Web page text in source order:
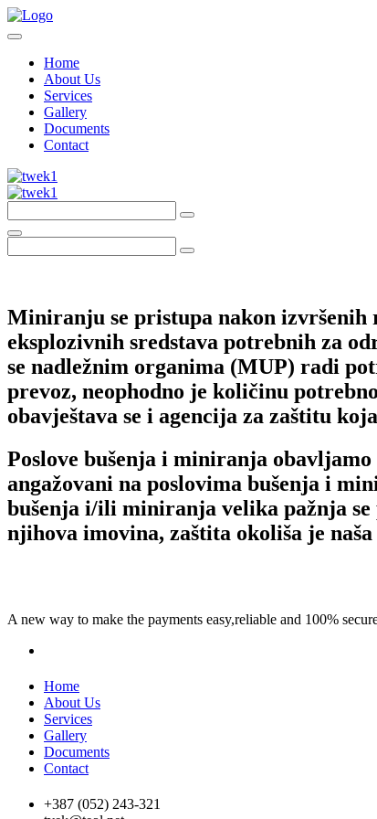
Home
About Us
Services
Gallery
Documents
Contact
Miniranju se pristupa nakon izvršenih
eksplozivnih sredstava potrebnih za
se nadležnim organima (MUP) radi
prevoz, neophodno je količinu
obavještava se i agencija za zaštitu
Poslove bušenja i miniranja
angažovani na poslovima bušenja i
bušenja i/ili miniranja velika pažnja se
njihova imovina, zaštita okoliša je
A new way to make the payments easy,reliable and 100%
Home
About Us
Services
Gallery
Documents
Contact
+387 (052) 243-321